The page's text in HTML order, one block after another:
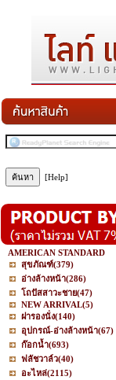
[Help]
AMERICAN STANDARD
สุขภัณฑ์(379)
อ่างล้างหน้า(286)
โถปัสสาวะชาย(47)
NEW ARRIVAL(5)
ฝารองนั่ง(140)
อุปกรณ์-อ่างล้างหน้า(67)
ก๊อกน้ำ(693)
ฟลัชวาล์ว(40)
อะไหล่(2115)